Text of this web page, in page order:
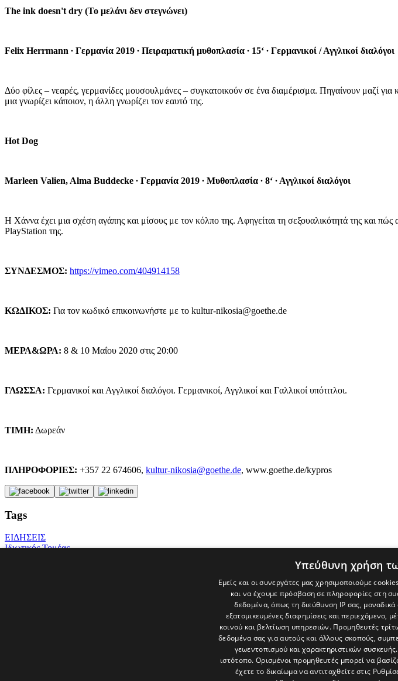
The ink doesn't dry (Το μελάνι δεν στεγνώνει)
Felix Herrmann ∙ Γερμανία 2019 ∙ Πειραματική μυθοπλασία ∙ 15‘ ∙ Γερμανικοί / Αγγλικοί διαλόγοι
Δύο φίλες – νεαρές, γερμανίδες μουσουλμάνες – συγκατοικούν σε ένα διαμέρισμα. Πηγαίνουν μαζί
μια γνωρίζει κάποιον, η άλλη γνωρίζει τον εαυτό της.
Hot Dog
Marleen Valien, Alma Buddecke ∙ Γερμανία 2019 ∙ Μυθοπλασία ∙ 8‘ ∙ Αγγλικοί διαλόγοι
Η Χάννα έχει μια σχέση αγάπης και μίσους με τον κόλπο της. Αφηγείται τη σεξουαλικότητά της και
PlayStation της.
ΣΥΝΔΕΣΜΟΣ: https://vimeo.com/404914158
ΚΩΔΙΚΟΣ: Για τον κωδικό επικοινωνήστε με το kultur-nikosia@goethe.de
ΜΕΡΑ&ΩΡΑ: 8 & 10 Μαΐου 2020 στις 20:00
ΓΛΩΣΣΑ: Γερμανικοί και Αγγλικοί διαλόγοι. Γερμανικοί, Αγγλικοί και Γαλλικοί υπότιτλοι.
ΤΙΜΗ: Δωρεάν
ΠΛΗΡΟΦΟΡΙΕΣ: +357 22 674606, kultur-nikosia@goethe.de, www.goethe.de/kypros
Tags
ΕΙΔΗΣΕΙΣ
Ιδιωτικός Τομέας
Υπεύθυνη χρήση
Εμείς και οι συνεργάτες μας χρησιμοποιούμε
και να έχουμε πρόσβαση σε πληροφορίες στη
δεδομένα, όπως τη διεύθυνση IP σας,
εξατομικευμένες διαφημίσεις και περιεχόμενο,
κοινού και βελτίωση υπηρεσιών. Προμηθευτές
δεδομένα σας για αυτούς και άλλους σκοπούς,
γεωεντοπισμού και χαρακτηριστικών
ιστότοπο. Ορισμένοι προμηθευτές μπορεί να
έχετε το δικαίωμα να αντιταχθείτε στις